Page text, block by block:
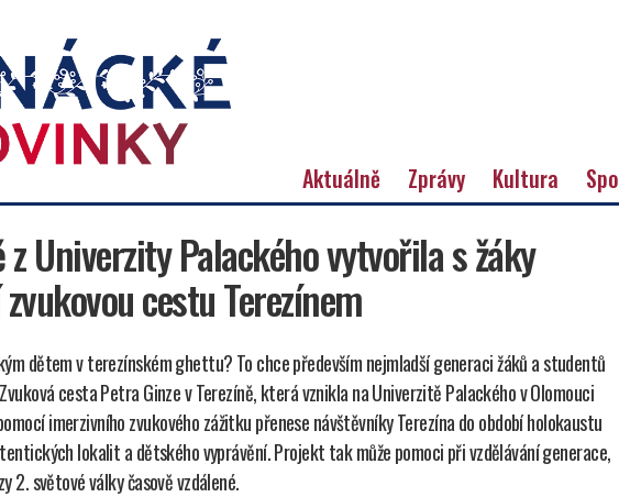
Aktuálně Zprávy Kultura
Univerzity Palackého vytvořila s žáky
cestu Terezínem
dětem v terezínském ghettu? To chce především nejmladší generaci žáků a studentů
cesta Petra Ginze v Terezíně, která vznikla na Univerzitě Palackého v Olomouci
imerzivního zvukového zážitku přenese návštěvníky Terezína do období holokaustu
lokalit a dětského vyprávění. Projekt tak může pomoci při vzdělávání generace,
2. světové války časově vzdálené.